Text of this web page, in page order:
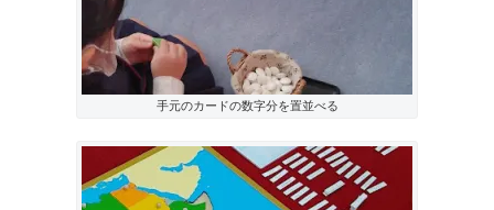
手元のカードの数字分を置並べる